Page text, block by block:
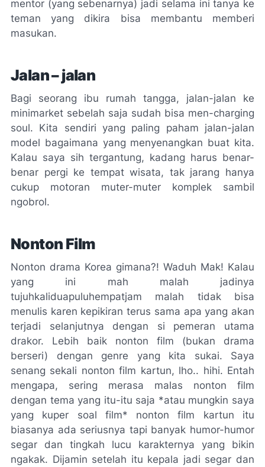
mentor (yang sebenarnya) jadi selama ini tanya ke
teman yang dikira bisa membantu memberi
masukan.
Jalan – jalan
Bagi seorang ibu rumah tangga, jalan-jalan ke
minimarket sebelah saja sudah bisa men-charging
soul. Kita sendiri yang paling paham jalan-jalan
model bagaimana yang menyenangkan buat kita.
Kalau saya sih tergantung, kadang harus benar-
benar pergi ke tempat wisata, tak jarang hanya
cukup motoran muter-muter komplek sambil
ngobrol.
Nonton Film
Nonton drama Korea gimana?! Waduh Mak! Kalau
yang ini mah malah jadinya
tujuhkaliduapuluhempatjam malah tidak bisa
menulis karen kepikiran terus sama apa yang akan
terjadi selanjutnya dengan si pemeran utama
drakor. Lebih baik nonton film (bukan drama
berseri) dengan genre yang kita sukai. Saya
senang sekali nonton film kartun, lho.. hihi. Entah
mengapa, sering merasa malas nonton film
dengan tema yang itu-itu saja *atau mungkin saya
yang kuper soal film* nonton film kartun itu
biasanya ada seriusnya tapi banyak humor-humor
segar dan tingkah lucu karakternya yang bikin
ngakak. Dijamin setelah itu kepala jadi segar dan